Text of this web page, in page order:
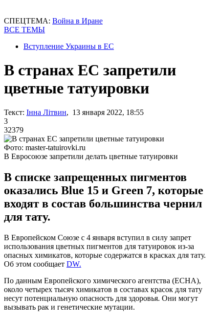
СПЕЦТЕМА: Война в Иране
ВСЕ ТЕМЫ
Вступление Украины в ЕС
В странах ЕС запретили
цветные татуировки
Текст: Інна Літвин, 13 января 2022, 18:55
3
32379
Фото: master-tatuirovki.ru
В Евросоюзе запретили делать цветные татуировки
В списке запрещенных пигментов
оказались Blue 15 и Green 7, которые
входят в состав большинства чернил
для тату.
В Европейском Союзе с 4 января вступил в силу запрет
использования цветных пигментов для татуировок из-за
опасных химикатов, которые содержатся в красках для тату.
Об этом сообщает DW.
По данным Европейского химического агентства (ECHA),
около четырех тысяч химикатов в составах красок для тату
несут потенциальную опасность для здоровья. Они могут
вызывать рак и генетические мутации.